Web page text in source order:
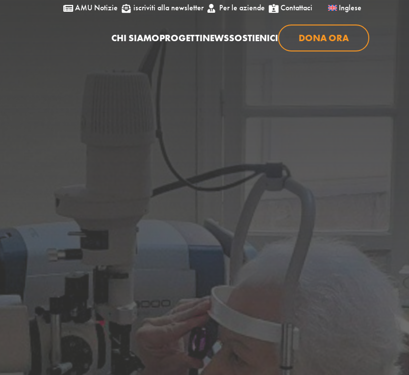
 AMU Notizie  iscriviti alla newsletter  Per le aziende  Contattaci Inglese
CHI SIAMOPROGETTINEWSSOSTIENICI DONA ORA